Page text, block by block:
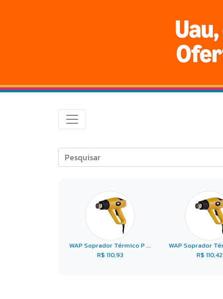
WAP Soprador Térmico P ...
R$ 110,93
WAP Soprador
R$ 110,42